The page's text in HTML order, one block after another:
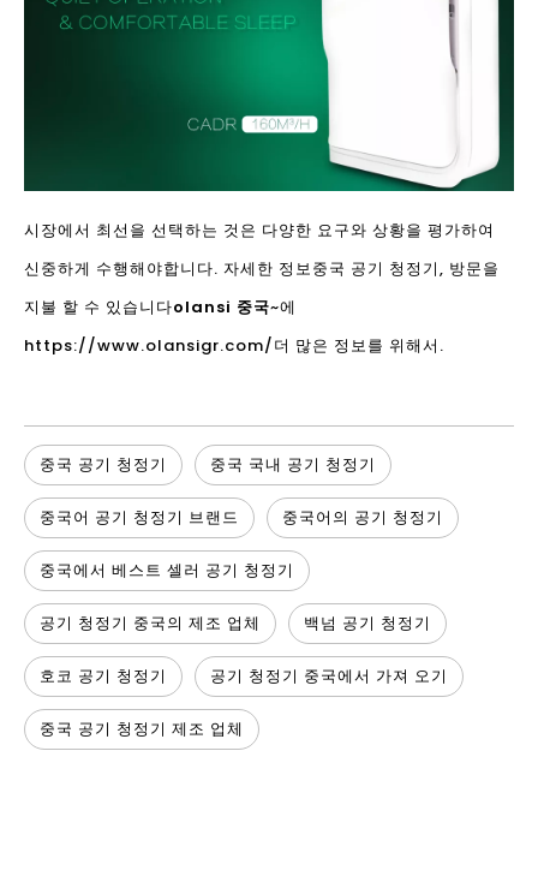
시장에서 최선을 선택하는 것은 다양한 요구와 상황을 평가하여
신중하게 수행해야합니다. 자세한 정보중국 공기 청정기, 방문을
지불 할 수 있습니다olansi 중국~에
https://www.olansigr.com/더 많은 정보를 위해서.
중국 공기 청정기 중국 국내 공기 청정기
중국어 공기 청정기 브랜드 중국어의 공기 청정기
중국에서 베스트 셀러 공기 청정기
공기 청정기 중국의 제조 업체 백넘 공기 청정기
호코 공기 청정기 공기 청정기 중국에서 가져 오기
중국 공기 청정기 제조 업체